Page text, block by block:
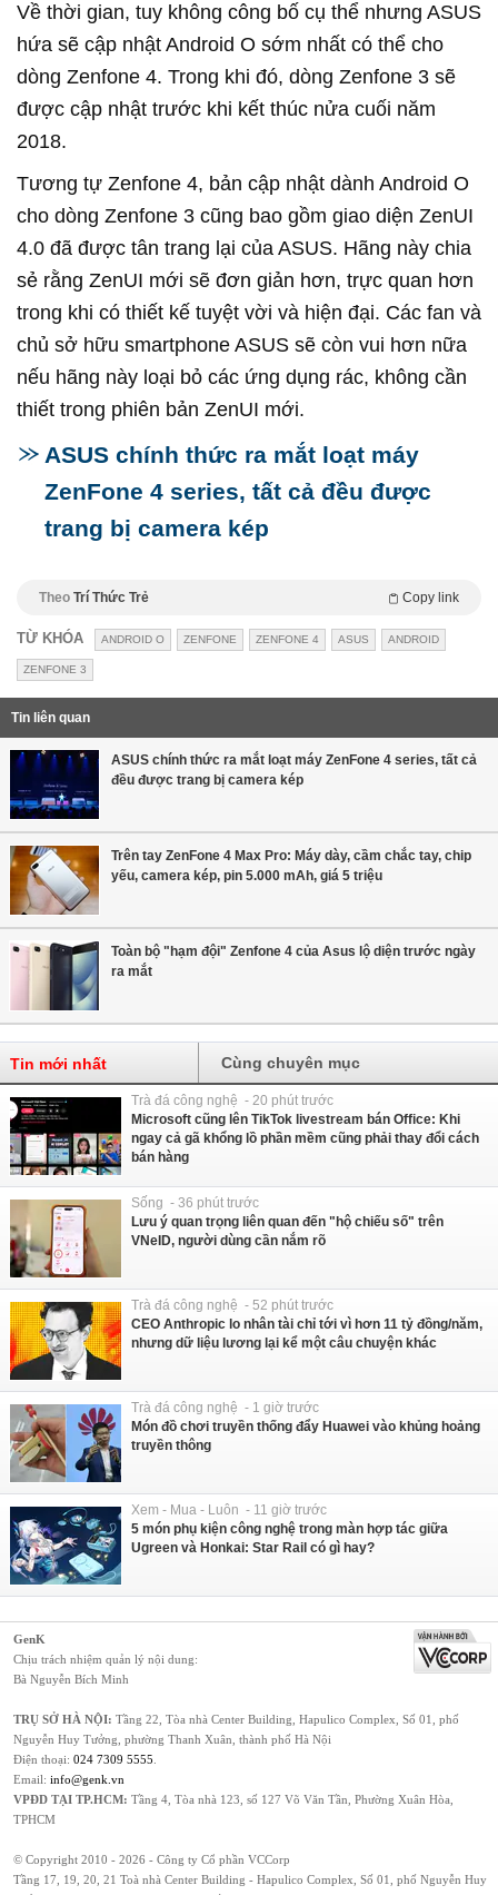
Về thời gian, tuy không công bố cụ thể nhưng ASUS
hứa sẽ cập nhật Android O sớm nhất có thể cho
dòng Zenfone 4. Trong khi đó, dòng Zenfone 3 sẽ
được cập nhật trước khi kết thúc nửa cuối năm
2018.
Tương tự Zenfone 4, bản cập nhật dành Android O
cho dòng Zenfone 3 cũng bao gồm giao diện ZenUI
4.0 đã được tân trang lại của ASUS. Hãng này chia
sẻ rằng ZenUI mới sẽ đơn giản hơn, trực quan hơn
trong khi có thiết kế tuyệt vời và hiện đại. Các fan và
chủ sở hữu smartphone ASUS sẽ còn vui hơn nữa
nếu hãng này loại bỏ các ứng dụng rác, không cần
thiết trong phiên bản ZenUI mới.
ASUS chính thức ra mắt loạt máy
ZenFone 4 series, tất cả đều được
trang bị camera kép
Theo Trí Thức Trẻ Copy link
TỪ KHÓA ANDROID O ZENFONE ZENFONE 4 ASUS ANDROID
ZENFONE 3
Tin liên quan
ASUS chính thức ra mắt loạt máy ZenFone 4 series, tất cả
đều được trang bị camera kép
Trên tay ZenFone 4 Max Pro: Máy dày, cầm chắc tay, chip
yếu, camera kép, pin 5.000 mAh, giá 5 triệu
Toàn bộ "hạm đội" Zenfone 4 của Asus lộ diện trước ngày
ra mắt
Tin mới nhất Cùng chuyên mục
Trà đá công nghệ - 20 phút trước
Microsoft cũng lên TikTok livestream bán Office: Khi
ngay cả gã khổng lồ phần mềm cũng phải thay đổi cách
bán hàng
Sống - 36 phút trước
Lưu ý quan trọng liên quan đến "hộ chiếu số" trên
VNeID, người dùng cần nắm rõ
Trà đá công nghệ - 52 phút trước
CEO Anthropic lo nhân tài chỉ tới vì hơn 11 tỷ đồng/năm,
nhưng dữ liệu lương lại kể một câu chuyện khác
Trà đá công nghệ - 1 giờ trước
Món đồ chơi truyền thống đẩy Huawei vào khủng hoảng
truyền thông
Xem - Mua - Luôn - 11 giờ trước
5 món phụ kiện công nghệ trong màn hợp tác giữa
Ugreen và Honkai: Star Rail có gì hay?
GenK
Chịu trách nhiệm quản lý nội dung:
Bà Nguyễn Bích Minh
TRỤ SỞ HÀ NỘI: Tầng 22, Tòa nhà Center Building, Hapulico Complex, Số 01, phố
Nguyễn Huy Tưởng, phường Thanh Xuân, thành phố Hà Nội
Điện thoại: 024 7309 5555
Email: info@genk.vn
VPĐD TẠI TP.HCM: Tầng 4, Tòa nhà 123, số 127 Võ Văn Tần, Phường Xuân Hòa,
TPHCM
© Copyright 2010 - 2026 - Công ty Cổ phần VCCorp
Tầng 17, 19, 20, 21 Toà nhà Center Building - Hapulico Complex, Số 01, phố Nguyễn Huy